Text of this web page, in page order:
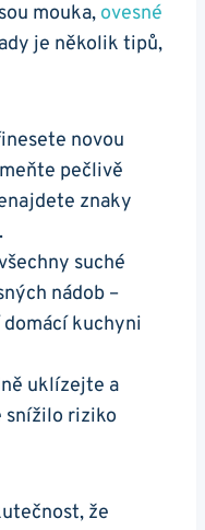
mouka, ovesné
je několik tipů,
‍novou
pečlivě
znaky
suché
nádob –
domácí kuchyni
uklízejte a
snížilo riziko
že